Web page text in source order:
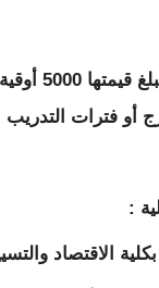
أو فترات التدريب
: